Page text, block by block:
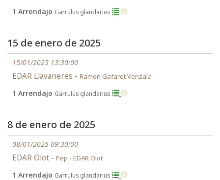
1 Arrendajo Garrulus glandarius
15 de enero de 2025
15/01/2025 13:30:00
EDAR Llavaneres - Ramon Gafarot Venzala
1 Arrendajo Garrulus glandarius
8 de enero de 2025
08/01/2025 09:30:00
EDAR Olot - Pep - EDAR Olot
1 Arrendajo Garrulus glandarius